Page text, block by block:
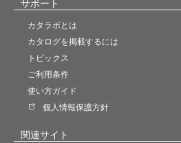
サポート
カタラボとは
カタログを掲載するには
トピックス
ご利用条件
使い方ガイド
個人情報保護方針
関連サイト